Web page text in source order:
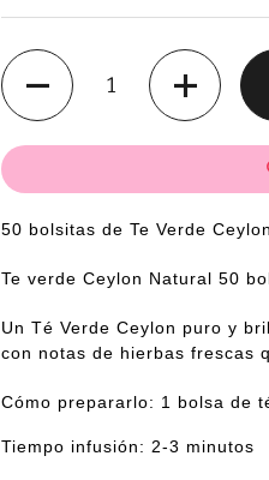
Cantidad
50 bolsitas de Te Verde
Te verde Ceylon Natural 50
Un Té Verde Ceylon puro y
con notas de hierbas frescas
Cómo prepararlo: 1 bolsa de
Tiempo infusión: 2-3 minutos